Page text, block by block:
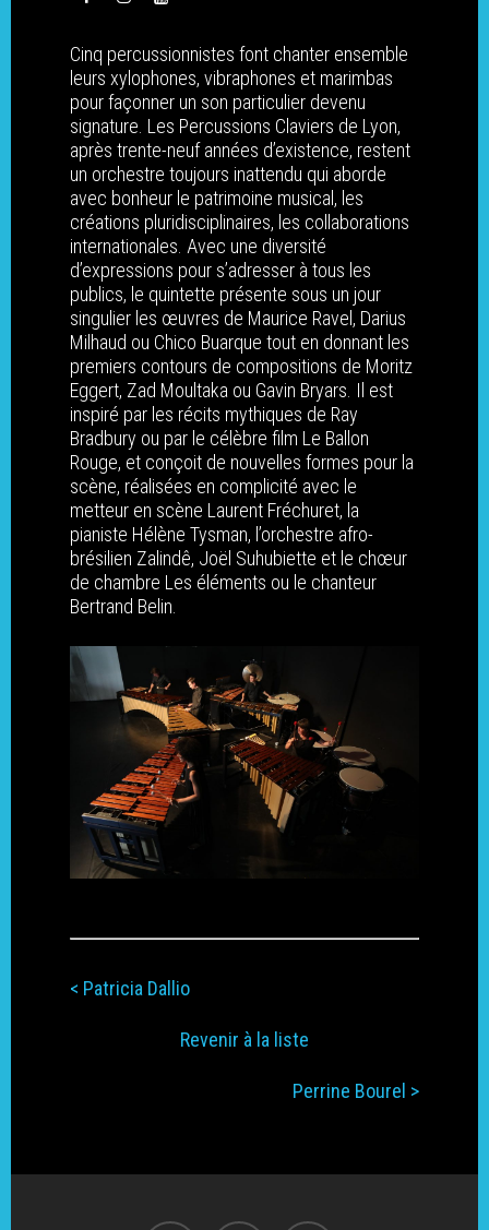
Cinq percussionnistes font chanter ensemble
leurs xylophones, vibraphones et marimbas
pour façonner un son particulier devenu
signature. Les Percussions Claviers de Lyon,
après trente-neuf années d’existence, restent
un orchestre toujours inattendu qui aborde
avec bonheur le patrimoine musical, les
créations pluridisciplinaires, les collaborations
internationales. Avec une diversité
d’expressions pour s’adresser à tous les
publics, le quintette présente sous un jour
singulier les œuvres de Maurice Ravel, Darius
Milhaud ou Chico Buarque tout en donnant les
premiers contours de compositions de Moritz
Eggert, Zad Moultaka ou Gavin Bryars. Il est
inspiré par les récits mythiques de Ray
Bradbury ou par le célèbre film Le Ballon
Rouge, et conçoit de nouvelles formes pour la
scène, réalisées en complicité avec le
metteur en scène Laurent Fréchuret, la
pianiste Hélène Tysman, l’orchestre afro-
brésilien Zalindê, Joël Suhubiette et le chœur
de chambre Les éléments ou le chanteur
Bertrand Belin.
< Patricia Dallio
Revenir à la liste
Perrine Bourel >
LE RÉSEAU
Valeurs et missions
Le bureau et le conseil
d’administration
Chiffres du réseau
Chiffres 2026
Chiffres 2025
Adhérer au réseau
Contacts / Equipe
Partenaires
ADHÉRENT•E•S
Carte et liste des
Paroles des membres
réseau
Singulières Plurielles –
Musiques en
ACTIONS
Réflexion collective en
de travail
ZAME! 2026 – Zone
d’Agitation des
Exploratoires
Rencontres
nationales – Égalité
lutte contre les VHSS
Accompagnement
VHSS
adhérent·es
International
Écologie
RESSOURCES
Enquête “Les
médiation dans les
de création” de Futurs
Composés (2025)
Observation nationale
parcours de
(2025)
Enquête VHSS de
Composés (2023)
ACTUALITÉS DU RÉSEAU
AGENDA DES MEMBRES
ANNONCES
Annonces
Offres d’emploi
Appels à projet
Connexion